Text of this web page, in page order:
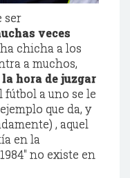
ser
veces
chicha a los
a muchos,
hora de juzgar
fútbol a uno se le
que da, y
, aquel
en la
no existe en